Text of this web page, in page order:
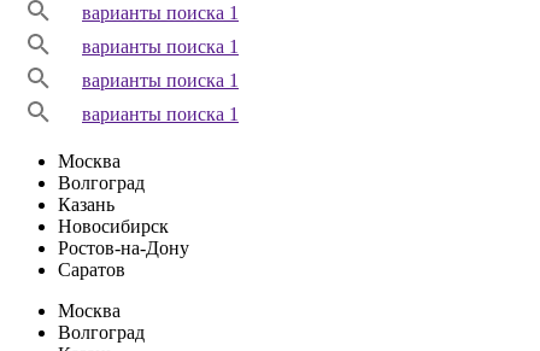
варианты поиска 1
варианты поиска 1
варианты поиска 1
варианты поиска 1
Москва
Волгоград
Казань
Новосибирск
Ростов-на-Дону
Саратов
Москва
Волгоград